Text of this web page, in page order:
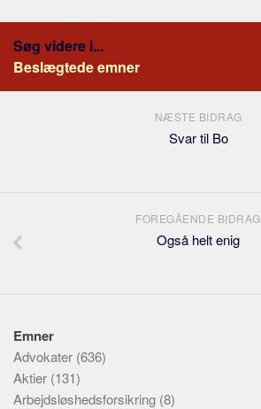
Søg videre i...
Beslægtede emner
NÆSTE BIDRAG
Svar til Bo
FOREGÅENDE BIDRAG
Også helt enig
Emner
Advokater (636)
Aktier (131)
Arbejdsløshedsforsikring (8)